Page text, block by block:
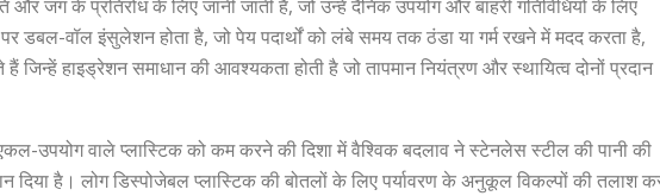
जंग के प्रतिरोध के लिए जानी जाती हैं, जो उन्हें दैनिक उपयोग और बाहरी गतिविधियों के लिए
डबल-वॉल इंसुलेशन होता है, जो पेय पदार्थों को लंबे समय तक ठंडा या गर्म रखने में मदद करता है,
हाइड्रेशन समाधान की आवश्यकता होती है जो तापमान नियंत्रण और स्थायित्व दोनों प्रदान
उपयोग वाले प्लास्टिक को कम करने की दिशा में वैश्विक बदलाव ने स्टेनलेस स्टील की पानी की
दिया है। लोग डिस्पोजेबल प्लास्टिक की बोतलों के लिए पर्यावरण के अनुकूल विकल्पों की तलाश